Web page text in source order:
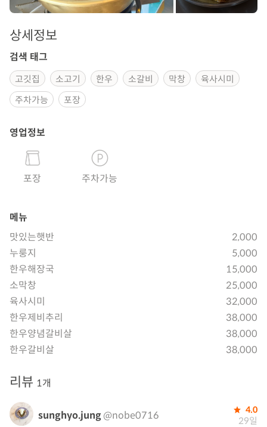
상세정보
검색 태그
고깃집 소고기 한우 소갈비 막창
육사시미
주차가능
포장
영업정보
포장 주차가능
메뉴
맛있는햇반
2,000
누룽지
5,000
한우해장국
15,000
소막창
25,000
육사시미
32,000
한우제비추리
38,000
한우양념갈비살
38,000
한우갈비살
38,000
리뷰 1개
sunghyo.jung @nobe0716 4.0
29일